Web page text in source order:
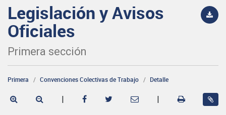
Legislación y Avisos
Oficiales
Primera sección
Primera Convenciones Colectivas de Trabajo Detalle
| |